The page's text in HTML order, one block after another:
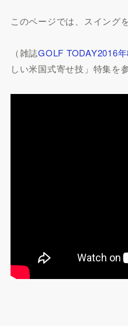
このページでは、スイング
（雑誌GOLF TODAY2016
しい米国式寄せ技」特集を